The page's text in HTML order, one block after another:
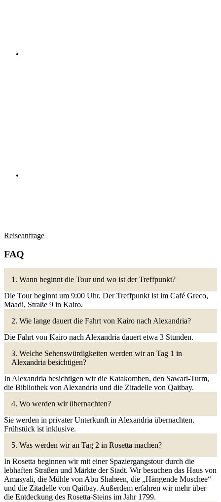
Reiseanfrage
FAQ
1. Wann beginnt die Tour und wo ist der Treffpunkt?
Die Tour beginnt um 9:00 Uhr. Der Treffpunkt ist im Café Greco,
Maadi, Straße 9 in Kairo.
2. Wie lange dauert die Fahrt von Kairo nach Alexandria?
Die Fahrt von Kairo nach Alexandria dauert etwa 3 Stunden.
3. Welche Sehenswürdigkeiten werden wir an Tag 1 in
Alexandria besichtigen?
In Alexandria besichtigen wir die Katakomben, den Sawari-Turm,
die Bibliothek von Alexandria und die Zitadelle von Qaitbay.
4. Wo werden wir übernachten?
Sie werden in privater Unterkunft in Alexandria übernachten.
Frühstück ist inklusive.
5. Was werden wir an Tag 2 in Rosetta machen?
In Rosetta beginnen wir mit einer Spaziergangstour durch die
lebhaften Straßen und Märkte der Stadt. Wir besuchen das Haus von
Amasyali, die Mühle von Abu Shaheen, die „Hängende Moschee“
und die Zitadelle von Qaitbay. Außerdem erfahren wir mehr über
die Entdeckung des Rosetta-Steins im Jahr 1799.